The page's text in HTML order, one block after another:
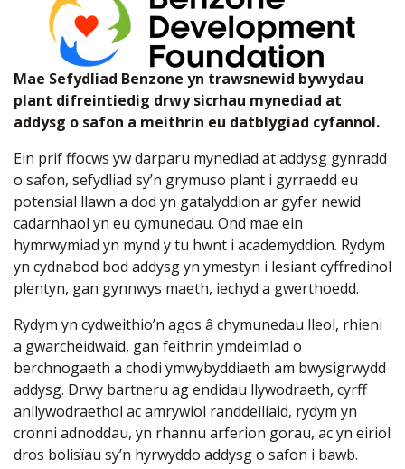
Mae Sefydliad Benzone yn trawsnewid bywydau
plant difreintiedig drwy sicrhau mynediad at
addysg o safon a meithrin eu datblygiad cyfannol.
Ein prif ffocws yw darparu mynediad at addysg gynradd
o safon, sefydliad sy’n grymuso plant i gyrraedd eu
potensial llawn a dod yn gatalyddion ar gyfer newid
cadarnhaol yn eu cymunedau. Ond mae ein
hymrwymiad yn mynd y tu hwnt i academyddion. Rydym
yn cydnabod bod addysg yn ymestyn i lesiant cyffredinol
plentyn, gan gynnwys maeth, iechyd a gwerthoedd.
Rydym yn cydweithio’n agos â chymunedau lleol, rhieni
a gwarcheidwaid, gan feithrin ymdeimlad o
berchnogaeth a chodi ymwybyddiaeth am bwysigrwydd
addysg. Drwy bartneru ag endidau llywodraeth, cyrff
anllywodraethol ac amrywiol randdeiliaid, rydym yn
cronni adnoddau, yn rhannu arferion gorau, ac yn eiriol
dros bolisïau sy’n hyrwyddo addysg o safon i bawb.